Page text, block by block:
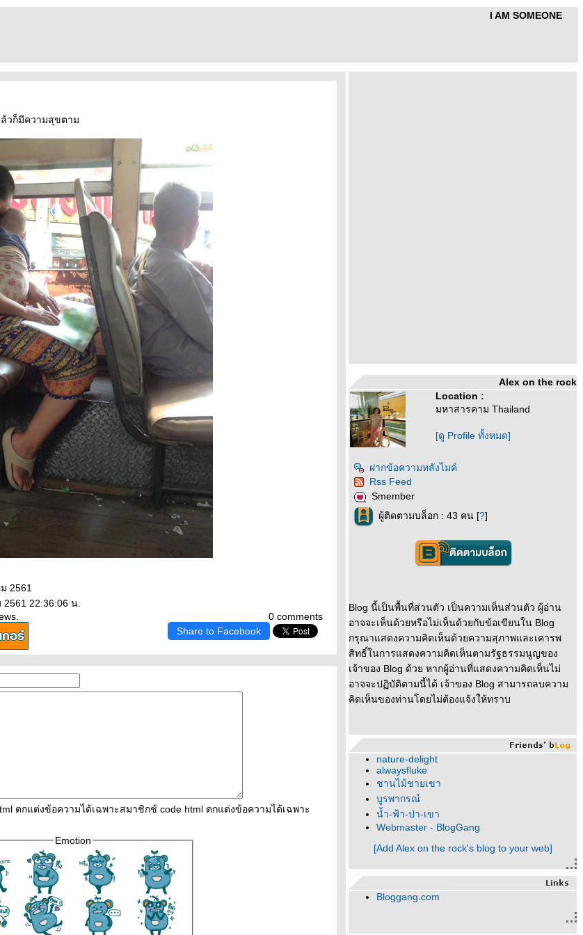
I AM SOMEONE
วก็มีความสุขตาม
2561
22:36:06 น.
0 comments
Share to Facebook
ตกแต่งข้อความได้เฉพาะสมาชิกช้ code html ตกแต่งข้อความได้เฉพาะ
Emotion
Alex on the rock
Location :
มหาสารคาม Thailand
[ดู Profile ทั้งหมด]
ฝากข้อความหลังไมค์
Rss Feed
Smember
ผู้ติดตามบล็อก : 43 คน [?]
Blog นี้เป็นพื้นที่ส่วนตัว เป็นความเห็นส่วนตัว ผู้อ่าน
อาจจะเห็นด้วยหรือไม่เห็นด้วยกับข้อเขียนใน Blog
กรุณาแสดงความคิดเห็นด้วยความสุภาพและเคารพ
สิทธิ์ในการแสดงความคิดเห็นตามรัฐธรรมนูญของ
เจ้าของ Blog ด้วย หากผู้อ่านที่แสดงความคิดเห็นไม่
อาจจะปฏิบัติตามนี้ได้ เจ้าของ Blog สามารถลบความ
คิดเห็นของท่านโดยไม่ต้องแจ้งให้ทราบ
nature-delight
alwaysfluke
ชานไม้ชายเขา
บูรพากรณ์
น้ำ-ฟ้า-ป่า-เขา
Webmaster - BlogGang
[Add Alex on the rock's blog to your web]
Bloggang.com